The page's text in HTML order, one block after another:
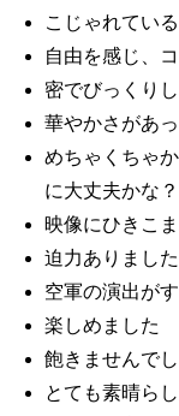
こじゃれている
自由を感じ、
密でびっくり
華やかさがあ
めちゃくちゃ
に大丈夫かな
映像にひきこ
迫力ありました
空軍の演出が
楽しめました
飽きませんで
とても素晴ら